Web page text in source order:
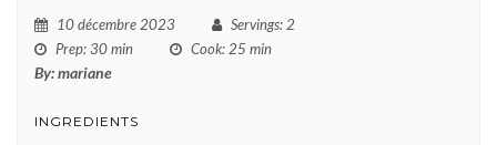
10 décembre 2023 Servings: 2
Prep: 30 min Cook: 25 min
By:mariane
INGREDIENTS